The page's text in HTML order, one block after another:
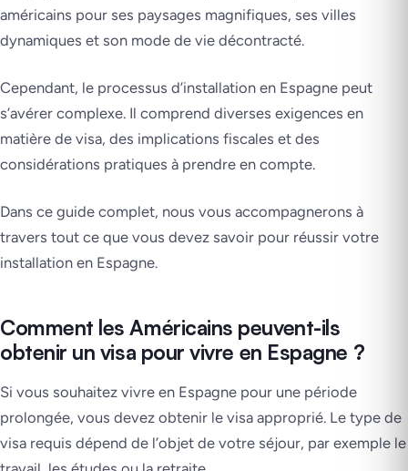
américains pour ses paysages magnifiques, ses villes
dynamiques et son mode de vie décontracté.
Cependant, le processus d’installation en Espagne peut
s’avérer complexe. Il comprend diverses exigences en
matière de visa, des implications fiscales et des
considérations pratiques à prendre en compte.
Dans ce guide complet, nous vous accompagnerons à
travers tout ce que vous devez savoir pour réussir votre
installation en Espagne.
Comment les Américains peuvent-ils
obtenir un visa pour vivre en Espagne ?
Si vous souhaitez vivre en Espagne pour une période
prolongée, vous devez obtenir le visa approprié. Le type de
visa requis dépend de l’objet de votre séjour, par exemple le